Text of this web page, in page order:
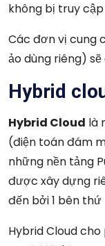
không bị truy
Các đơn vị cung
ảo dùng riêng)
Hybrid
Hybrid Cloud là
(điện toán đám
những nền tảng
được xây dựng
đến bởi 1 bên
Hybrid Cloud